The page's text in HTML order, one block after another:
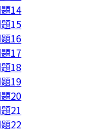
14
15
16
17
18
19
20
21
22